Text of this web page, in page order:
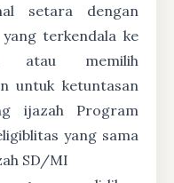
setara dengan
terkendala ke
atau memilih
untuk ketuntasan
ijazah Program
yang sama
SD/MI